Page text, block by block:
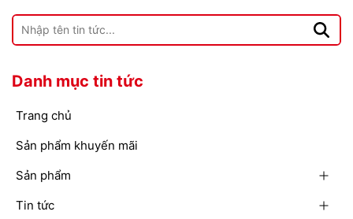
Danh mục tin tức
Trang chủ
Sản phẩm khuyến mãi
Sản phẩm
Tin tức